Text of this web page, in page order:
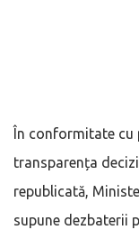
În conformitate cu
transparența
republicată,
supune dezbaterii